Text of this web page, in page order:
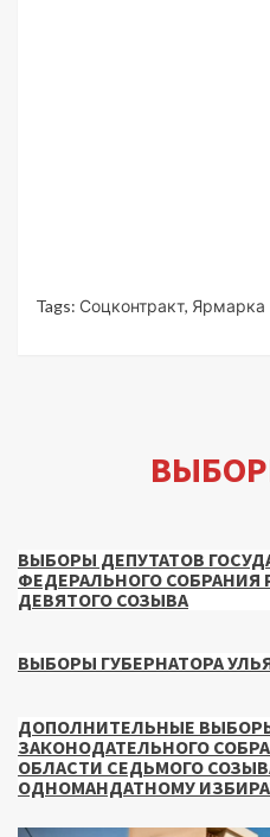
Tags: Соцконтракт, Ярмарка
ВЫБОРЫ ДЕПУТАТОВ
ФЕДЕРАЛЬНОГО
ДЕВЯТОГО СОЗЫВА
ВЫБОРЫ ГУБЕРНАТОРА
ДОПОЛНИТЕЛЬНЫЕ
ЗАКОНОДАТЕЛЬНОГО
ОБЛАСТИ СЕДЬМОГО
ОДНОМАНДАТНОМУ